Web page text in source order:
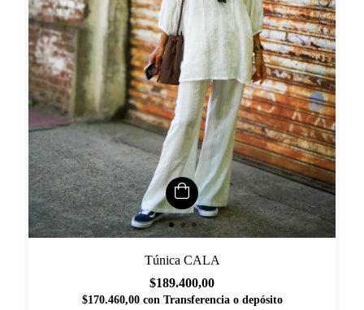
Túnica CALA
$189.400,00
$170.460,00 con Transferencia o depósito